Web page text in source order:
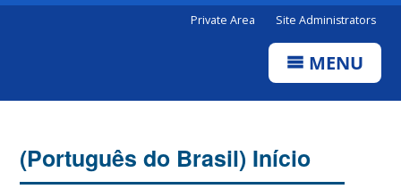
Private Area Site Administrators
MENU
(Português do Brasil) Início
04:00